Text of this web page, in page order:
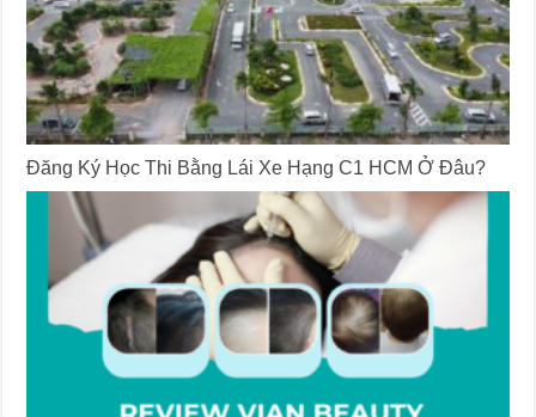
Đăng Ký Học Thi Bằng Lái Xe Hạng C1 HCM Ở Đâu?